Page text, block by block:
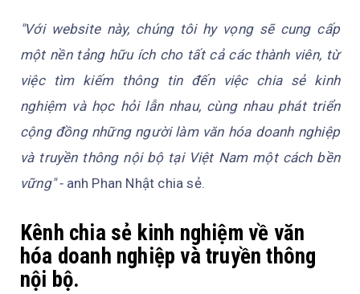
"Với website này, chúng tôi hy vọng sẽ cung cấp
một nền tảng hữu ích cho tất cả các thành viên, từ
việc tìm kiếm thông tin đến việc chia sẻ kinh
nghiệm và học hỏi lẫn nhau, cùng nhau phát triển
cộng đồng những người làm văn hóa doanh nghiệp
và truyền thông nội bộ tại Việt Nam một cách bền
vững" -anh Phan Nhật chia sẻ.
Kênh chia sẻ kinh nghiệm về văn
hóa doanh nghiệp và truyền thông
nội bộ.